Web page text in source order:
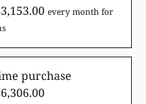
every month for
purchase